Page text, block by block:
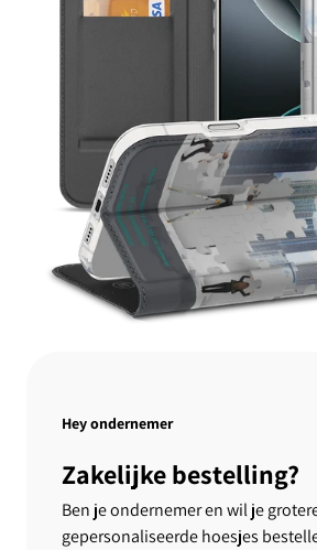
Hey ondernemer
Zakelijke bestelling?
Ben je ondernemer en wil je
gepersonaliseerde hoesjes